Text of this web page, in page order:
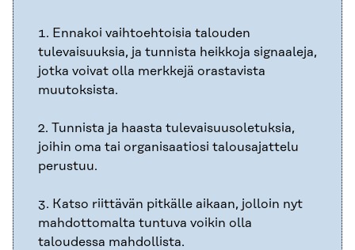
1. Ennakoi vaihtoehtoisia talouden
tulevaisuuksia, ja tunnista heikkoja signaaleja,
jotka voivat olla merkkejä orastavista
muutoksista.
2. Tunnista ja haasta tulevaisuusoletuksia,
joihin oma tai organisaatiosi talousajattelu
perustuu.
3. Katso riittävän pitkälle aikaan, jolloin nyt
mahdottomalta tuntuva voikin olla
taloudessa mahdollista.